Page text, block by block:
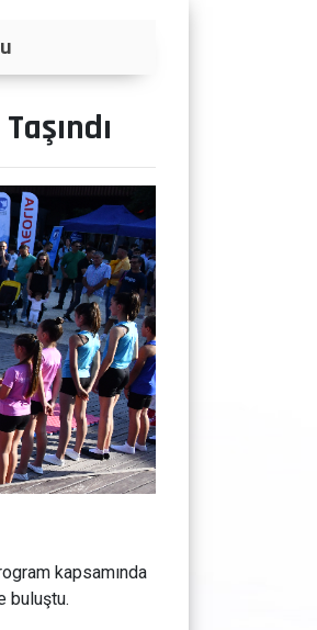
kapsamında
buluştu.